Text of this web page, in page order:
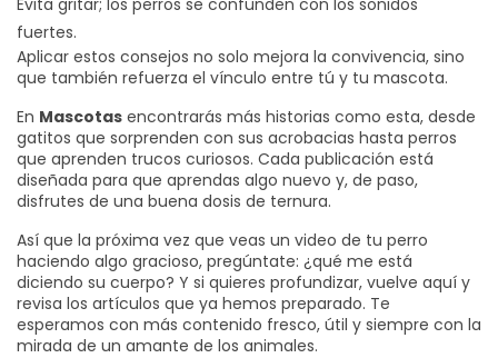
Evita gritar; los perros se confunden con los sonidos
fuertes.
Aplicar estos consejos no solo mejora la convivencia, sino
que también refuerza el vínculo entre tú y tu mascota.
En Mascotas encontrarás más historias como esta, desde
gatitos que sorprenden con sus acrobacias hasta perros
que aprenden trucos curiosos. Cada publicación está
diseñada para que aprendas algo nuevo y, de paso,
disfrutes de una buena dosis de ternura.
Así que la próxima vez que veas un video de tu perro
haciendo algo gracioso, pregúntate: ¿qué me está
diciendo su cuerpo? Y si quieres profundizar, vuelve aquí y
revisa los artículos que ya hemos preparado. Te
esperamos con más contenido fresco, útil y siempre con la
mirada de un amante de los animales.